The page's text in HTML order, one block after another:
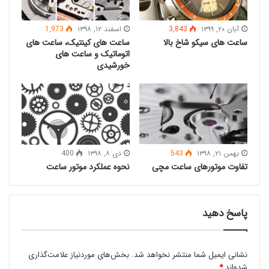
مزیت دیگر این ساعت ها برای افراد
امکان استفاده از ساعت به عنوان
قطب نما است.
در اصل این سیستم ها برای فهمیدن سریع وضعیت زمان
در شبانه روز بدون اشتباه و اعلام AM/PM است. این
دلیلی است که امروزه استفاده از این ساعت های
آبان ۲۰, ۱۳۹۹ 3,843
ساعت های سیکو شاخ بالا
اسفند ۱۲, ۱۳۹۸ 1,973
ساعت های کینتیک، ساعت های
اتوماتیک و ساعت های
خورشیدی
بهمن ۲۱, ۱۳۹۸ 543
تفاوت موتورهای ساعت مچی
دی ۸, ۱۳۹۸ 400
نحوه عملکرد موتور ساعت
پاسخ دهید
نشانی ایمیل شما منتشر نخواهد شد. بخش‌های موردنیاز علامت‌گذاری